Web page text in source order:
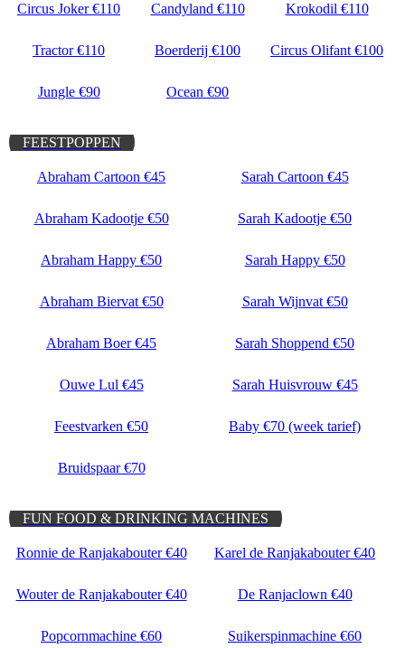
Circus Joker €110 Candyland €110 Krokodil €110
Tractor €110 Boerderij €100 Circus Olifant €100
Jungle €90 Ocean €90
FEESTPOPPEN
Abraham Cartoon €45 Sarah Cartoon €45
Abraham Kadootje €50 Sarah Kadootje €50
Abraham Happy €50 Sarah Happy €50
Abraham Biervat €50 Sarah Wijnvat €50
Abraham Boer €45 Sarah Shoppend €50
Ouwe Lul €45 Sarah Huisvrouw €45
Feestvarken €50 Baby €70 (week tarief)
Bruidspaar €70
FUN FOOD & DRINKING MACHINES
Ronnie de Ranjakabouter €40 Karel de Ranjakabouter €40
Wouter de Ranjakabouter €40 De Ranjaclown €40
Popcornmachine €60 Suikerspinmachine €60